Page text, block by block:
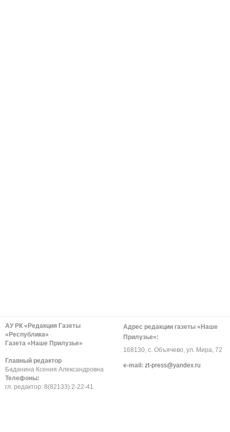
АУ РК «Редакция Газеты
«Республика»
Газета «Наше Прилузье»
Главный редактор
Баданина Ксения Александровна
Телефоны:
гл. редактор: 8(82133) 2-22-41
Адрес редакции газеты «Наше
Прилузье»:
168130, с. Объячево, ул. Мира, 72
е-mail: zt-press@yandex.ru